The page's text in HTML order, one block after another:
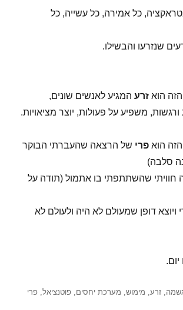
כל אמירה, כל עשייה, כל
שנזרעו והבשילו.
הואזרע המגיע לאנשים שונים,
משפיע על פעולות, יוצר מציאויות.
הואפרי של הרצאה שהעברתי הבוקר
סלבה)
חוויתי שהשתתפתי בו אתמול (תודה על
ויוצא דופן שמעולם לא היה ולעולם לא
,זרע, מימוש, מערכת יחסים,פוטנציאל,פרי